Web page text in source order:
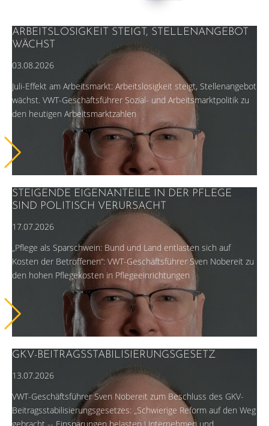
ARBEITSLOSIGKEIT STEIGT, STELLENANGEBOT
WÄCHST
03.08.2026
Juli-Effekt am Arbeitsmarkt: Arbeitslosigkeit steigt, Stellenangebot
wächst. VWT-Geschäftsführer Sozial- und Arbeitsmarktpolitik zu
den heutigen Arbeitsmarktzahlen
STEIGENDE EIGENANTEILE IN DER PFLEGE
SIND POLITISCH VERURSACHT
17.07.2026
„Pflege als Sparschwein: Bund und Land entlasten sich auf
Kosten der Betroffenen“: VWT-Geschäftsführer Sven Nobereit zu
den hohen Pflegekosten in Pflegeeinrichtungen
GKV-BEITRAGSSTABILISIERUNGSGESETZ
13.07.2026
VWT-Geschäftsführer Sven Nobereit zum Beschluss des GKV-
Beitragsstabilisierungsgesetzes: „Schwierige Reform auf den Weg